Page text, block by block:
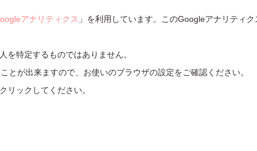
アナリティクス 」を利用しています。このGoogleアナリティ
を特定するものではありません。
とが出来ますので、お使いのブラウザの設定をご確認ください。
リックしてください。